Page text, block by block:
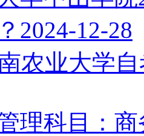
2024-12-28
农业大学
理科目：